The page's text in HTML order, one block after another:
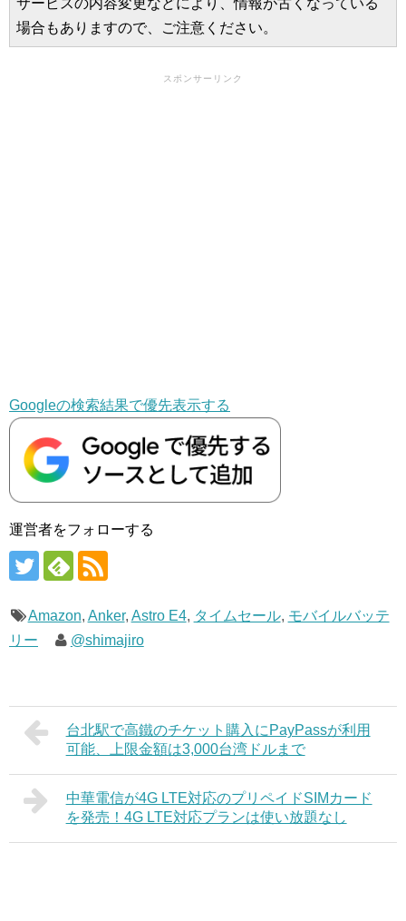
場合もありますので、ご注意ください。
スポンサーリンク
Googleの検索結果で優先表示する
運営者をフォローする
Amazon, Anker, Astro E4, タイムセール, モバイルバッテ
リー
@shimajiro
台北駅で高鐵のチケット購入にPayPassが利用
可能、上限金額は3,000台湾ドルまで
中華電信が4G LTE対応のプリペイドSIMカード
を発売！4G LTE対応プランは使い放題なし